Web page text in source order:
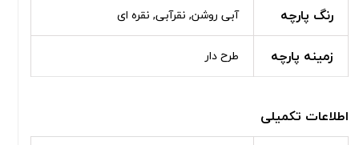
رنگ پارچه آبی روشن, نقرآبی, نقره ای
زمینه پارچه طرح دار
اطلاعات تکمیلی